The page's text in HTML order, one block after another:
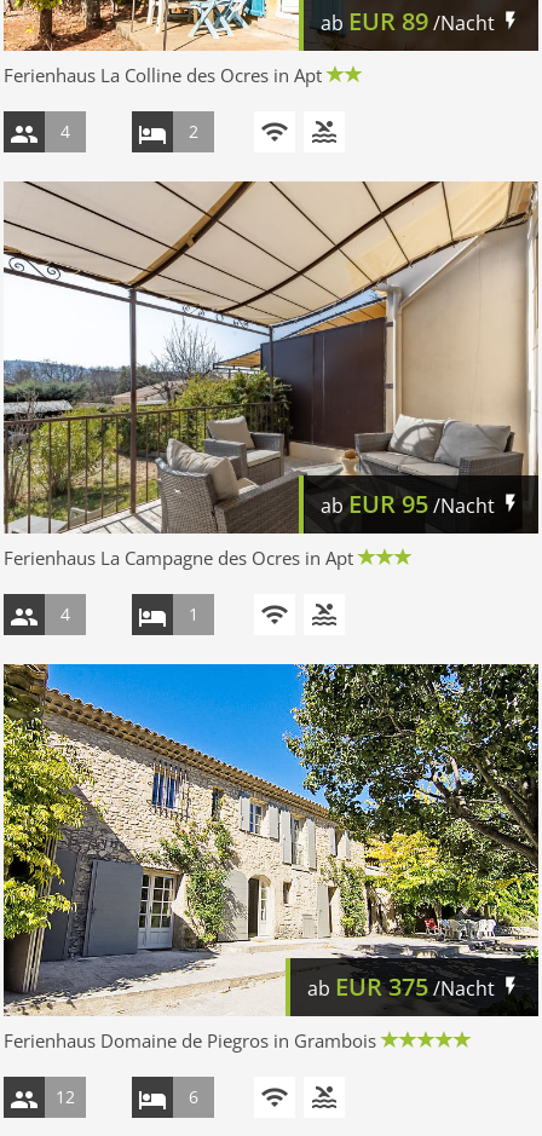
ab EUR 89/Nacht
Ferienhaus La Colline des Ocres in Apt
4 2
abEUR95/Nacht
Ferienhaus La Campagne des Ocres in Apt
4 1
ab EUR375/Nacht
Ferienhaus Domaine de Piegros in Grambois
12 6